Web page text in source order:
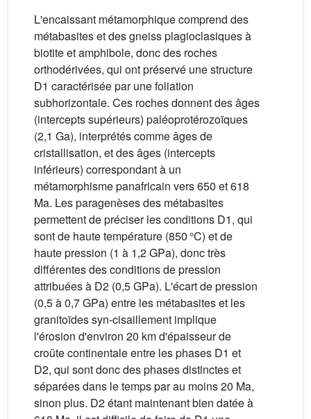
L'encaissant métamorphique comprend des
métabasites et des gneiss plagioclasiques à
biotite et amphibole, donc des roches
orthodérivées, qui ont préservé une structure
D1 caractérisée par une foliation
subhorizontale. Ces roches donnent des âges
(intercepts supérieurs) paléoprotérozoïques
(2,1 Ga), interprétés comme âges de
cristallisation, et des âges (intercepts
inférieurs) correspondant à un
métamorphisme panafricain vers 650 et 618
Ma. Les paragenèses des métabasites
permettent de préciser les conditions D1, qui
sont de haute température (850 °C) et de
haute pression (1 à 1,2 GPa), donc très
différentes des conditions de pression
attribuées à D2 (0,5 GPa). L'écart de pression
(0,5 à 0,7 GPa) entre les métabasites et les
granitoïdes syn-cisaillement implique
l'érosion d'environ 20 km d'épaisseur de
croûte continentale entre les phases D1 et
D2, qui sont donc des phases distinctes et
séparées dans le temps par au moins 20 Ma,
sinon plus. D2 étant maintenant bien datée à